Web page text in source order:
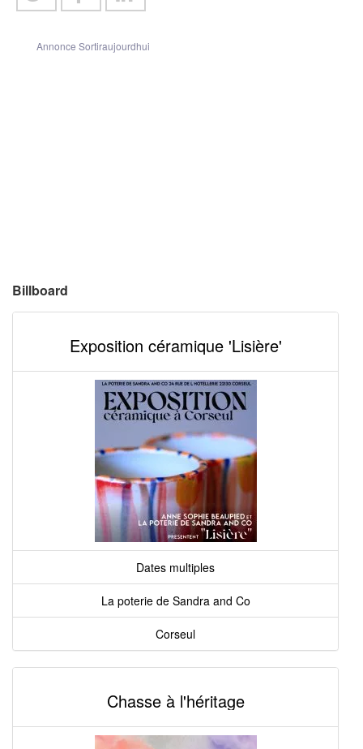
Annonce Sortiraujourdhui
Billboard
Exposition céramique 'Lisière'
Dates multiples
La poterie de Sandra and Co
Corseul
Chasse à l'héritage